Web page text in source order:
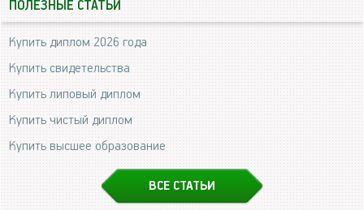
ПОЛЕЗНЫЕ СТАТЬИ
Купить диплом 2026 года
Купить свидетельства
Купить липовый диплом
Купить чистый диплом
Купить высшее образование
ВСЕ СТАТЬИ